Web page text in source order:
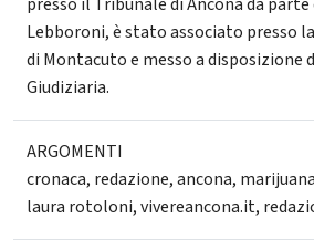
Lebboroni, è stato associato presso
di Montacuto e messo a disposizione
Giudiziaria.
ARGOMENTI
cronaca, redazione,ancona, marijuana
laura rotoloni,vivereancona.it,